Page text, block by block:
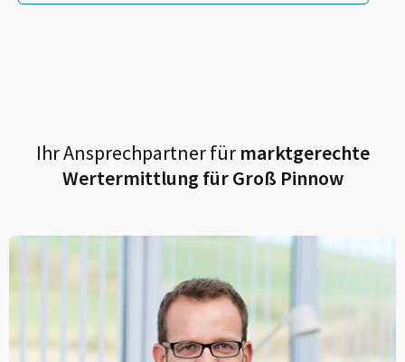
Ihr Ansprechpartner fürmarktgerechte
Wertermittlung fürGroß Pinnow